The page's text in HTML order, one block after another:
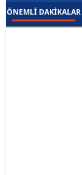
ÖNEMLI DAKIKALAR